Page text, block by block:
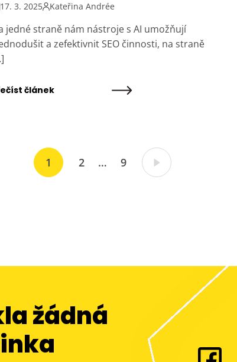
17. 3. 2025 Kateřina Andrée
jedné straně nám nástroje s AI umožňují
a zefektivnit SEO činnosti, na straně
článek
1 2 … 9
žádná